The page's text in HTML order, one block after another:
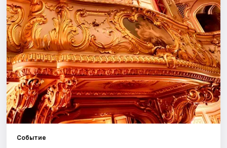
Артисты
Рейтинги
Событие